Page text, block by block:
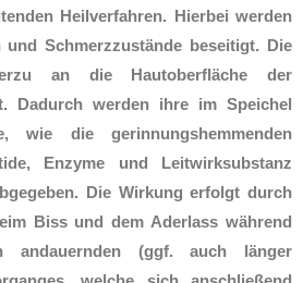
Heilverfahren. Hierbei werden
Schmerzzustände beseitigt. Die
an die Hautoberfläche der
Dadurch werden ihre im Speichel
wie die gerinnungshemmenden
Enzyme und Leitwirksubstanz
Die Wirkung erfolgt durch
Biss und dem Aderlass während
andauernden (ggf. auch länger